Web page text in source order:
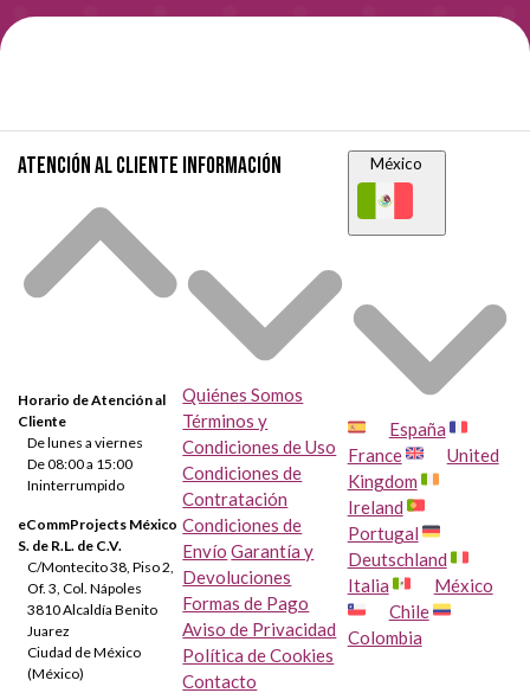
Atención al cliente
Horario de Atención al
Cliente
De lunes a viernes
De 08:00 a 15:00
Ininterrumpido
eCommProjects México
S. de R.L. de C.V.
C/Montecito 38, Piso 2,
Of. 3, Col. Nápoles
3810 Alcaldía Benito
Juarez
Ciudad de México
(México)
Información
Quiénes Somos
Términos y
Condiciones de Uso
Condiciones de
Contratación
Condiciones de
Envío Garantía y
Devoluciones
Formas de Pago
Aviso de Privacidad
Política de Cookies
Contacto
México
España
France
United
Kingdom
Ireland
Portugal
Deutschland
Italia
México
Chile
Colombia